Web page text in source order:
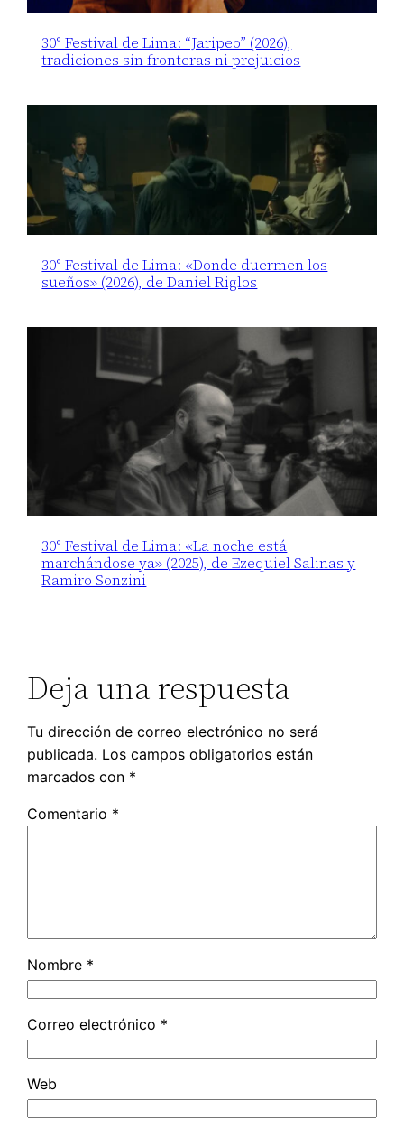
30° Festival de Lima: “Jaripeo” (2026),
tradiciones sin fronteras ni prejuicios
30° Festival de Lima: «Donde duermen los
sueños» (2026), de Daniel Riglos
30° Festival de Lima: «La noche está
marchándose ya» (2025), de Ezequiel Salinas y
Ramiro Sonzini
Deja una respuesta
Tu dirección de correo electrónico no será
publicada. Los campos obligatorios están
marcados con *
Comentario *
Nombre *
Correo electrónico *
Web